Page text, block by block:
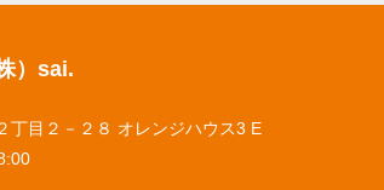
）sai.
丁目２－２８ オレンジハウス3 E